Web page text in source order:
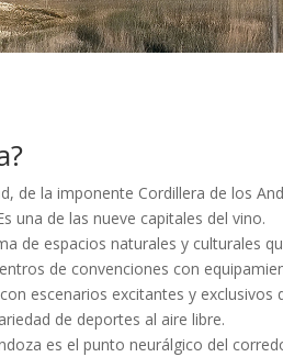
de la imponente Cordillera de los
una de las nueve capitales del vino.
de espacios naturales y culturales
de convenciones con
escenarios excitantes y exclusivos
de deportes al aire libre.
es el punto neurálgico del